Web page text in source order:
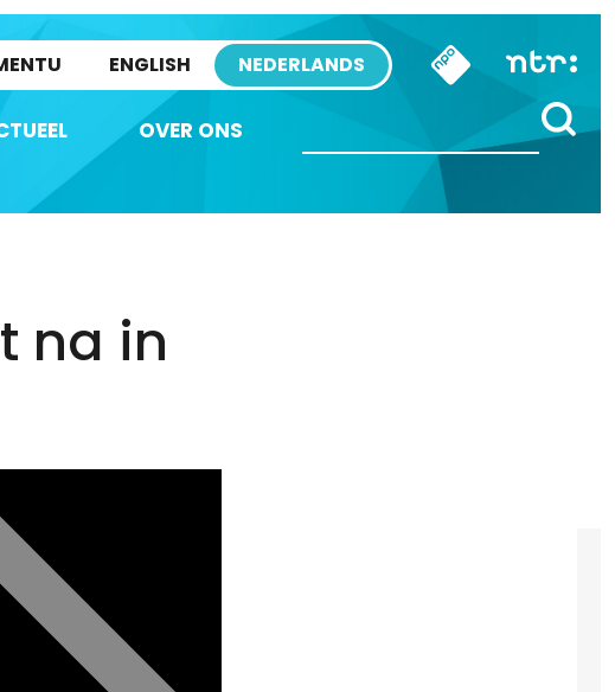
ENGLISH NEDERLANDS
OVER ONS
na in